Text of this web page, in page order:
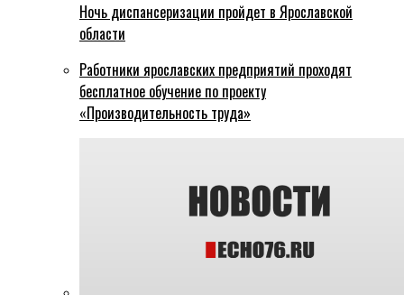
Ночь диспансеризации пройдет в Ярославской
области
Работники ярославских предприятий проходят
бесплатное обучение по проекту
«Производительность труда»